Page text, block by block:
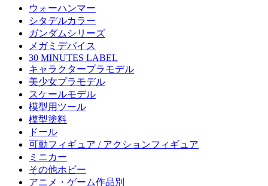
ウォーハンマー
シタデルカラー
ガンダムシリーズ
メガミデバイス
30 MINUTES LABEL
キャラクタープラモデル
美少女プラモデル
スケールモデル
模型用ツール
模型塗料
ドール
可動フィギュア / アクションフィギュア
ミニカー
その他ホビー
アニメ・ゲーム作品別